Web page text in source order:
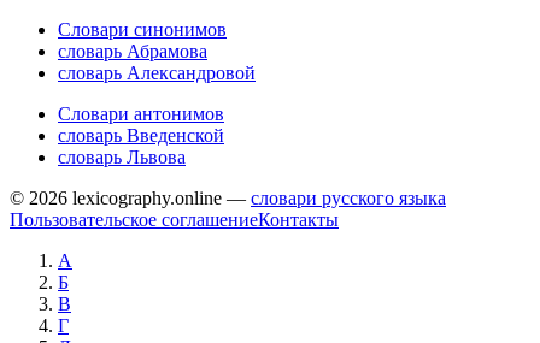
Словари синонимов
словарь Абрамова
словарь Александровой
Словари антонимов
словарь Введенской
словарь Львова
© 2026 lexicography.online — словари русского языка
Пользовательское соглашениеКонтакты
А
Б
В
Г